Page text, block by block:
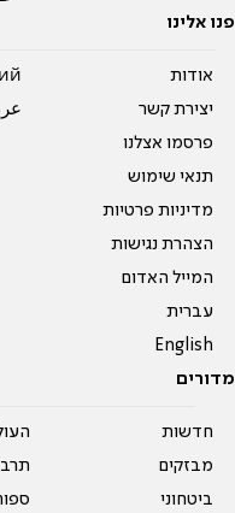
פנו אלינו
אודות
יצירת קשר
פרסמו אצלנו
תנאי שימוש
מדיניות פרטיות
הצהרת נגישות
המייל האדום
עברית
English
מדורים
חדשות
מבזקים
ביטחוני